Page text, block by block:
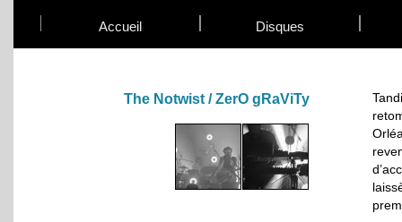
Accueil Disques
The Notwist / ZerO gRaViTy